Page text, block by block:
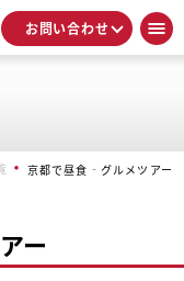
お問い合わせ
京都で昼食‐グルメツアー
ー